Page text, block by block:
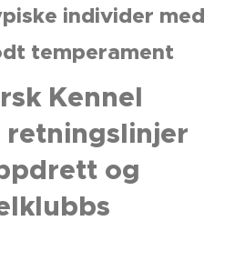
individer med
temperament
Kennel
retningslinjer
og